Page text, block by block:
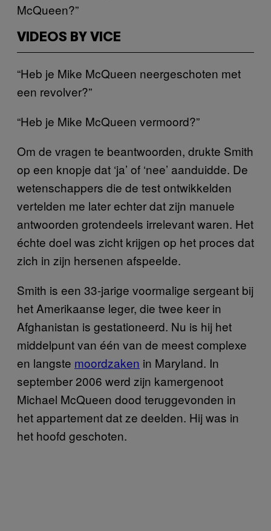
McQueen?”
VIDEOS BY VICE
“Heb je Mike McQueen neergeschoten met
een revolver?”
“Heb je Mike McQueen vermoord?”
Om de vragen te beantwoorden, drukte Smith
op een knopje dat ‘ja’ of ‘nee’ aanduidde. De
wetenschappers die de test ontwikkelden
vertelden me later echter dat zijn manuele
antwoorden grotendeels irrelevant waren. Het
échte doel was zicht krijgen op het proces dat
zich in zijn hersenen afspeelde.
Smith is een 33-jarige voormalige sergeant bij
het Amerikaanse leger, die twee keer in
Afghanistan is gestationeerd. Nu is hij het
middelpunt van één van de meest complexe
en langste moordzaken in Maryland. In
september 2006 werd zijn kamergenoot
Michael McQueen dood teruggevonden in
het appartement dat ze deelden. Hij was in
het hoofd geschoten.